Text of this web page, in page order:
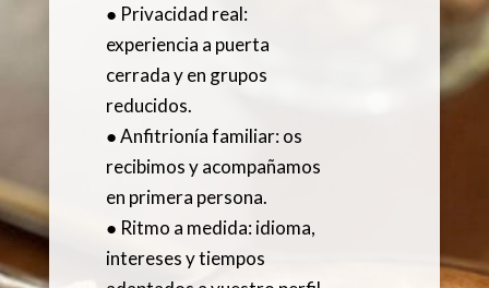
● Privacidad real:
experiencia a puerta
cerrada y en grupos
reducidos.
● Anfitrionía familiar: os
recibimos y acompañamos
en primera persona.
● Ritmo a medida: idioma,
intereses y tiempos